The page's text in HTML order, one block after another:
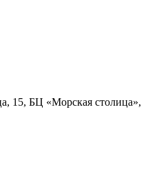
15, БЦ «Морская столица»,